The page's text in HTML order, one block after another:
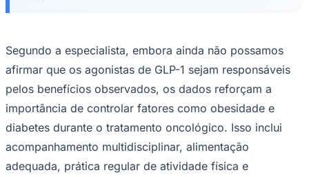
Segundo a especialista, embora ainda não possamos
afirmar que os agonistas de GLP-1 sejam responsáveis
pelos benefícios observados, os dados reforçam a
importância de controlar fatores como obesidade e
diabetes durante o tratamento oncológico. Isso inclui
acompanhamento multidisciplinar, alimentação
adequada, prática regular de atividade física e